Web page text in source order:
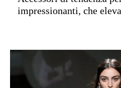
impressionanti, che